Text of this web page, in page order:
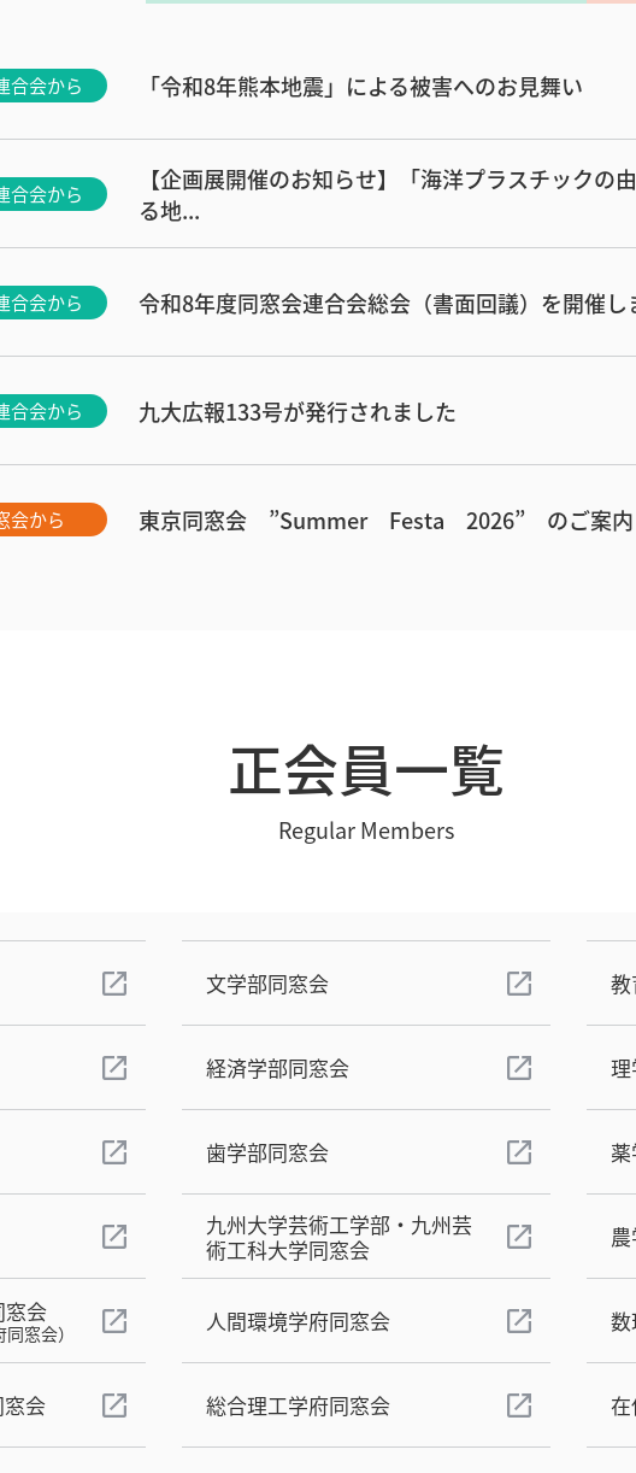
合会から 「令和8年熊本地震」による被害へのお見舞い
合会から
【企画展開催のお知らせ】「海洋プラスチックの
る地...
合会から 令和8年度同窓会連合会総会（書面回議）を開催し
合会から 九大広報133号が発行されました
会から 東京同窓会 ”Summer Festa 2026” のご案内
正会員一覧
Regular Members
文学部同窓会
経済学部同窓会
歯学部同窓会
九州大学芸術工学部・九州芸
術工科大学同窓会
窓会
窓会） 人間環境学府同窓会
会 総合理工学府同窓会